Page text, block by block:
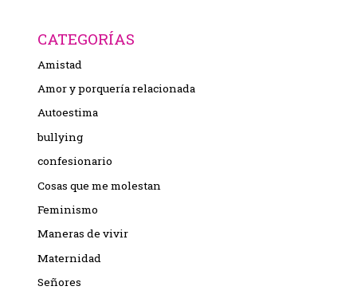
CATEGORÍAS
Amistad
Amor y porquería relacionada
Autoestima
bullying
confesionario
Cosas que me molestan
Feminismo
Maneras de vivir
Maternidad
Señores